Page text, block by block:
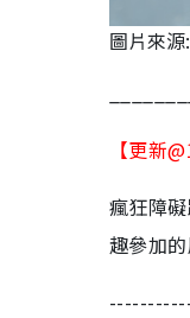
圖片來源:
【更新
瘋狂障
趣參加